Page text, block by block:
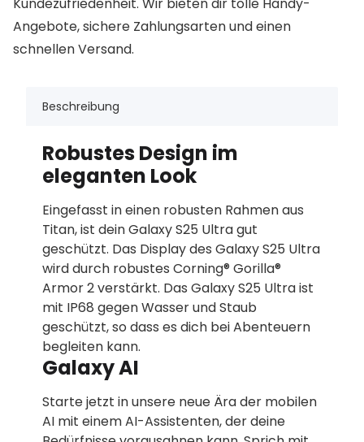
Kundezufriedenheit. Wir bieten dir tolle Handy-
Angebote, sichere Zahlungsarten und einen
schnellen Versand.
Beschreibung
Robustes Design im
eleganten Look
Eingefasst in einen robusten Rahmen aus
Titan, ist dein Galaxy S25 Ultra gut
geschützt. Das Display des Galaxy S25 Ultra
wird durch robustes Corning® Gorilla®
Armor 2 verstärkt. Das Galaxy S25 Ultra ist
mit IP68 gegen Wasser und Staub
geschützt, so dass es dich bei Abenteuern
begleiten kann.
Galaxy AI
Starte jetzt in unsere neue Ära der mobilen
AI mit einem AI-Assistenten, der deine